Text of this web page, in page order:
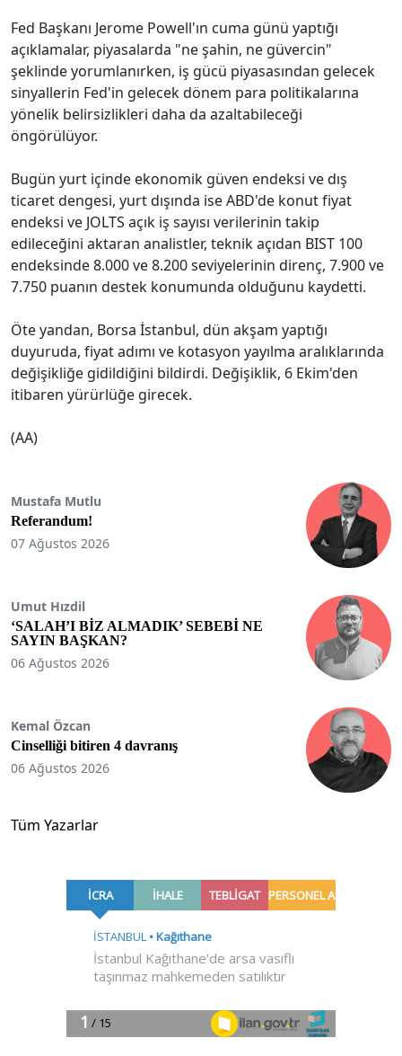
Fed Başkanı Jerome Powell'ın cuma günü yaptığı
açıklamalar, piyasalarda "ne şahin, ne güvercin"
şeklinde yorumlanırken, iş gücü piyasasından gelecek
sinyallerin Fed'in gelecek dönem para politikalarına
yönelik belirsizlikleri daha da azaltabileceği
öngörülüyor.
Bugün yurt içinde ekonomik güven endeksi ve dış
ticaret dengesi, yurt dışında ise ABD'de konut fiyat
endeksi ve JOLTS açık iş sayısı verilerinin takip
edileceğini aktaran analistler, teknik açıdan BIST 100
endeksinde 8.000 ve 8.200 seviyelerinin direnç, 7.900 ve
7.750 puanın destek konumunda olduğunu kaydetti.
Öte yandan, Borsa İstanbul, dün akşam yaptığı
duyuruda, fiyat adımı ve kotasyon yayılma aralıklarında
değişikliğe gidildiğini bildirdi. Değişiklik, 6 Ekim'den
itibaren yürürlüğe girecek.
(AA)
Mustafa Mutlu
Referandum!
07 Ağustos 2026
Umut Hızdil
‘SALAH’I BİZ ALMADIK’ SEBEBİ NE
SAYIN BAŞKAN?
06 Ağustos 2026
Kemal Özcan
Cinselliği bitiren 4 davranış
06 Ağustos 2026
Tüm Yazarlar